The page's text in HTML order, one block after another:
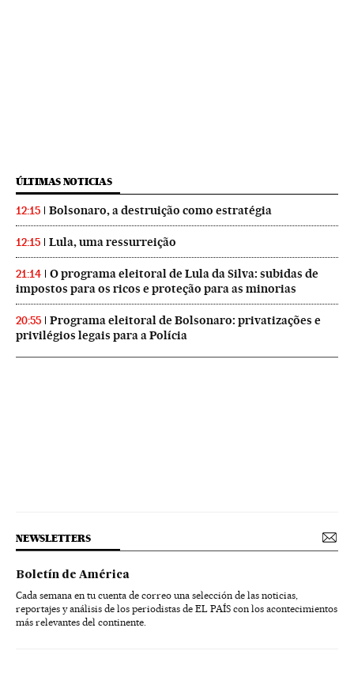
ÚLTIMAS NOTICIAS
12:15 Bolsonaro, a destruição como estratégia
12:15 Lula, uma ressurreição
21:14
O programa eleitoral de Lula da Silva: subidas de
impostos para os ricos e proteção para as minorias
20:55
Programa eleitoral de Bolsonaro: privatizações e
privilégios legais para a Polícia
NEWSLETTERS
Boletín de América
Cada semana en tu cuenta de correo una selección de las noticias,
reportajes y análisis de los periodistas de EL PAÍS con los acontecimientos
más relevantes del continente.